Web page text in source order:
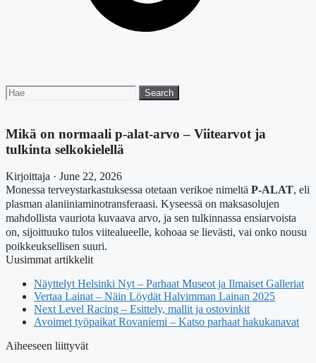
Search
for:
Search
Mikä on normaali p-alat-arvo – Viitearvot ja
tulkinta selkokielellä
Kirjoittaja · June 22, 2026
Monessa terveystarkastuksessa otetaan verikoe nimeltä P-ALAT, eli
plasman alaniiniaminotransferaasi. Kyseessä on maksasolujen
mahdollista vauriota kuvaava arvo, ja sen tulkinnassa ensiarvoista
on, sijoittuuko tulos viitealueelle, kohoaa se lievästi, vai onko nousu
poikkeuksellisen suuri.
Uusimmat artikkelit
Näyttelyt Helsinki Nyt – Parhaat Museot ja Ilmaiset Galleriat
Vertaa Lainat – Näin Löydät Halvimman Lainan 2025
Next Level Racing – Esittely, mallit ja ostovinkit
Avoimet työpaikat Rovaniemi – Katso parhaat hakukanavat
Aiheeseen liittyvät